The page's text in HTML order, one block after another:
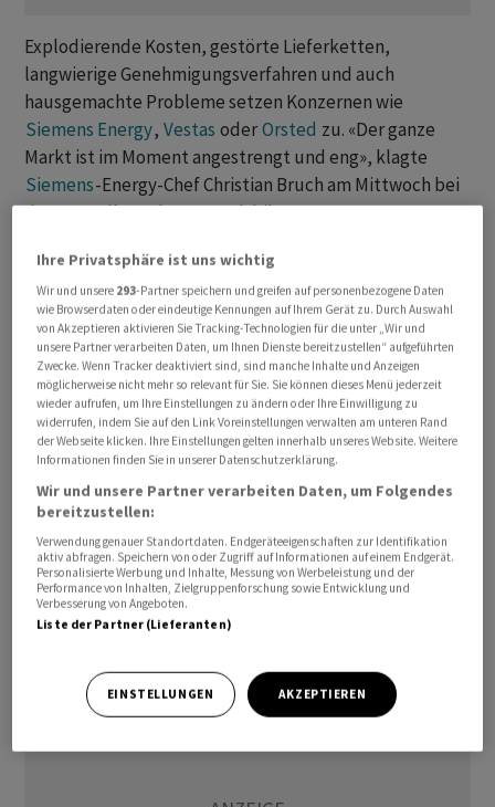
Explodierende Kosten, gestörte Lieferketten,
langwierige Genehmigungsverfahren und auch
hausgemachte Probleme setzen Konzernen wie
Siemens Energy, Vestas oderOrsted zu. «Der ganze
Markt ist im Moment angestrengt und eng», klagte
Siemens-Energy-Chef Christian Bruch am Mittwoch bei
der Vorstellung der Quartalsbilanz.
Dabei spielt die Branche eine Schlüsselrolle bei der
Energiewende. Windräder an Land und auf See sollen in
Deutschland und weiteren europäischen Ländern das
Rückgrat einer klimaschonenden Energieversorgung
bilden.
Der weltgrösste WindparkentwicklerOrstedzog nach
milliardenschweren Verlusten jetzt die Reissleine. Er
legte am Mittwoch ein umfassendes Sparprogramm
inklusive Jobabbau auf. Ziel sei es, die Fixkosten bis
2026 um eine Milliarde dänische Kronen zu reduzieren.
Weltweit sollen 600 bis 800 Arbeitsplätze abgebaut
werden, für die Jahre 2023 bis 2025 fallen die
Dividenden aus.
Ihre Privatsphäre ist uns wichtig
Wir und unsere 293-Partner speichern und greifen auf personenbezogene Daten
wie Browserdaten oder eindeutige Kennungen auf Ihrem Gerät zu. Durch Auswahl
von Akzeptieren aktivieren Sie Tracking-Technologien für die unter „Wir und
unsere Partner verarbeiten Daten, um Ihnen Dienste bereitzustellen“ aufgeführten
Zwecke. Wenn Tracker deaktiviert sind, sind manche Inhalte und Anzeigen
möglicherweise nicht mehr so relevant für Sie. Sie können dieses Menü jederzeit
wieder aufrufen, um Ihre Einstellungen zu ändern oder Ihre Einwilligung zu
widerrufen, indem Sie auf den Link Voreinstellungen verwalten am unteren Rand
der Webseite klicken. Ihre Einstellungen gelten innerhalb unseres Website. Weitere
Informationen finden Sie in unserer Datenschutzerklärung.
Wir und unsere Partner verarbeiten Daten, um Folgendes
bereitzustellen:
Verwendung genauer Standortdaten. Endgeräteeigenschaften zur Identifikation
aktiv abfragen. Speichern von oder Zugriff auf Informationen auf einem Endgerät.
Personalisierte Werbung und Inhalte, Messung von Werbeleistung und der
Performance von Inhalten, Zielgruppenforschung sowie Entwicklung und
Verbesserung von Angeboten.
Liste der Partner (Lieferanten)
EINSTELLUNGEN AKZEPTIEREN